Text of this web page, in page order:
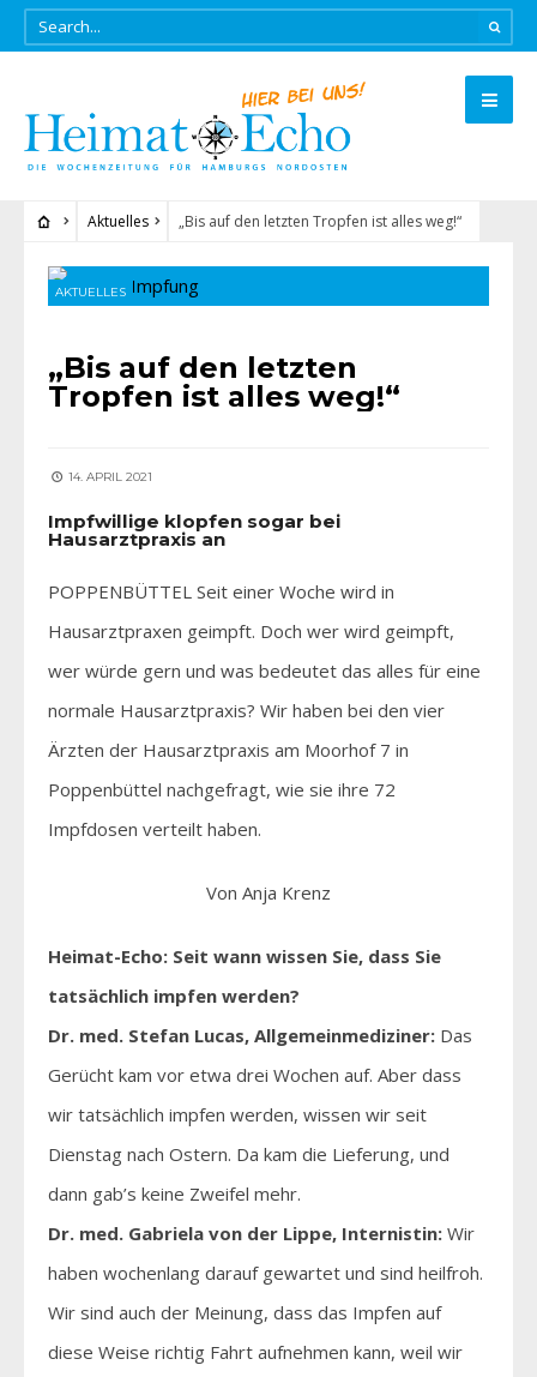
Aktuelles „Bis auf den letzten Tropfen ist alles weg!“
AKTUELLES
„Bis auf den letzten
Tropfen ist alles weg!“
14. APRIL 2021
Impfwillige klopfen sogar bei
Hausarztpraxis an
POPPENBÜTTEL Seit einer Woche wird in
Hausarztpraxen geimpft. Doch wer wird geimpft,
wer würde gern und was bedeutet das alles für eine
normale Hausarztpraxis? Wir haben bei den vier
Ärzten der Hausarztpraxis am Moorhof 7 in
Poppenbüttel nachgefragt, wie sie ihre 72
Impfdosen verteilt haben.
Von Anja Krenz
Heimat-Echo: Seit wann wissen Sie, dass Sie
tatsächlich impfen werden?
Dr. med. Stefan Lucas, Allgemeinmediziner: Das
Gerücht kam vor etwa drei Wochen auf. Aber dass
wir tatsächlich impfen werden, wissen wir seit
Dienstag nach Ostern. Da kam die Lieferung, und
dann gab’s keine Zweifel mehr.
Dr. med. Gabriela von der Lippe, Internistin: Wir
haben wochenlang darauf gewartet und sind heilfroh.
Wir sind auch der Meinung, dass das Impfen auf
diese Weise richtig Fahrt aufnehmen kann, weil wir